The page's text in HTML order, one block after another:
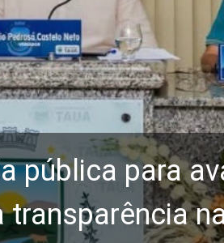
pública para